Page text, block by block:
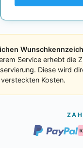
Service erhebt die
Diese wird
Kosten.